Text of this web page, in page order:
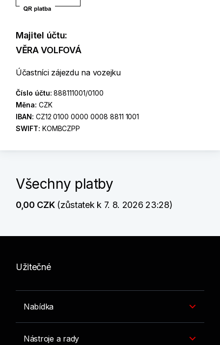
Majitel účtu:
VĚRA VOLFOVÁ
Účastníci zájezdu na vozejku
Číslo účtu:888111001/0100
Měna: CZK
IBAN: CZ12 0100 0000 0008 8811 1001
SWIFT: KOMBCZPP
Všechny platby
0,00 CZK(zůstatek k 7. 8. 2026 23:28)
Užitečné
Nabídka
Nástroje a rady